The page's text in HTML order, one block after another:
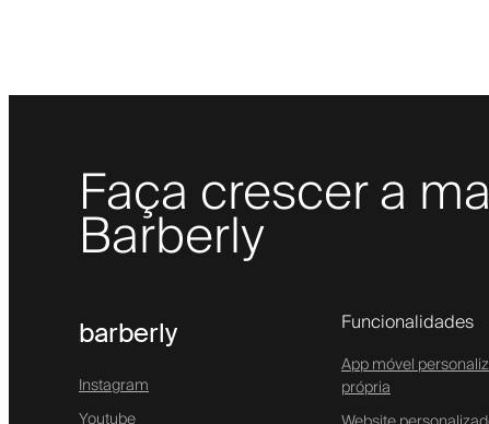
Faça crescer a
Barberly
barberly
Instagram
Funcionalidades
App móvel
própria